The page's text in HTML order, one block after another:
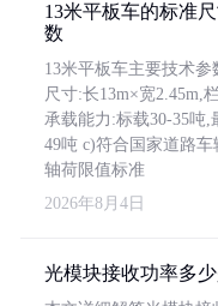
13米平板车的标准
数
13米平板车主要技术参
尺寸:长13m×宽2.45m,
承载能力:标载30-35吨,
49吨 c)符合国家道路车
轴荷限值标准
2026年8月4日
光模块接收功率多